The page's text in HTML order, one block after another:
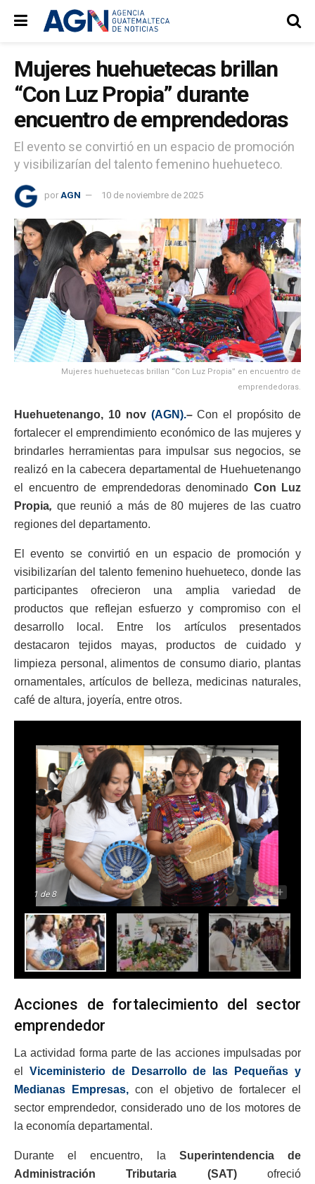
Mujeres huehuetecas brillan
“Con Luz Propia” durante
encuentro de emprendedoras
El evento se convirtió en un espacio de promoción
y visibilizarían del talento femenino huehueteco.
por AGN 10 de noviembre de 2025
Mujeres huehuetecas brillan “Con Luz Propia” en encuentro de
emprendedoras.
Huehuetenango, 10 nov (AGN).–Con el propósito de
fortalecer el emprendimiento económico de las mujeres y
brindarles herramientas para impulsar sus negocios, se
realizó en la cabecera departamental de Huehuetenango
el encuentro de emprendedoras denominado Con Luz
Propia, que reunió a más de 80 mujeres de las cuatro
regiones del departamento.
El evento se convirtió en un espacio de promoción y
visibilizarían del talento femenino huehueteco, donde las
participantes ofrecieron una amplia variedad de
productos que reflejan esfuerzo y compromiso con el
desarrollo local. Entre los artículos presentados
destacaron tejidos mayas, productos de cuidado y
limpieza personal, alimentos de consumo diario, plantas
ornamentales, artículos de belleza, medicinas naturales,
café de altura, joyería, entre otros.
1 de 8 - +
Acciones de fortalecimiento del sector
emprendedor
La actividad forma parte de las acciones impulsadas por
el Viceministerio de Desarrollo de las Pequeñas y
Medianas Empresas,con el objetivo de fortalecer el
sector emprendedor, considerado uno de los motores de
la economía departamental.
Durante el encuentro, la Superintendencia de
Administración Tributaria (SAT)ofreció